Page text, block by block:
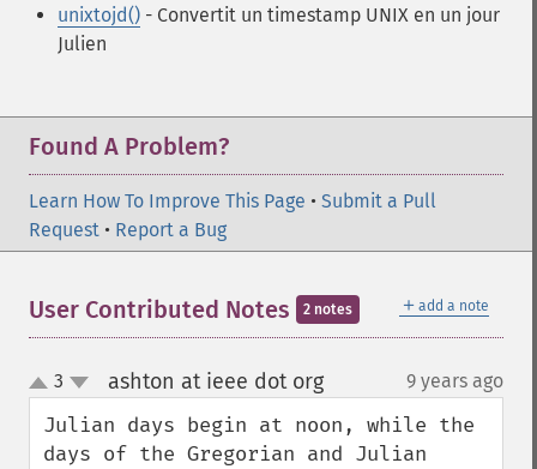
unixtojd() - Convertit un timestamp UNIX en un jour
Julien
Found A Problem?
Learn How To Improve This Page • Submit a Pull
Request • Report a Bug
＋ add a note
User Contributed Notes 2 notes
up
down
3 ashton at ieee dot org¶ 9 years ago
Julian days begin at noon, while the
days of the Gregorian and Julian